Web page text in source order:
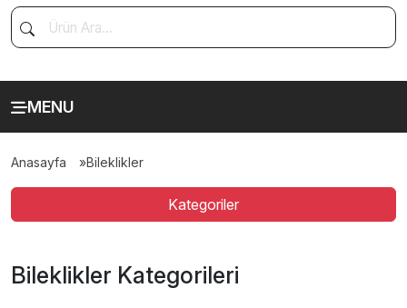
MENU
Anasayfa Bileklikler
Kategoriler
Bileklikler Kategorileri